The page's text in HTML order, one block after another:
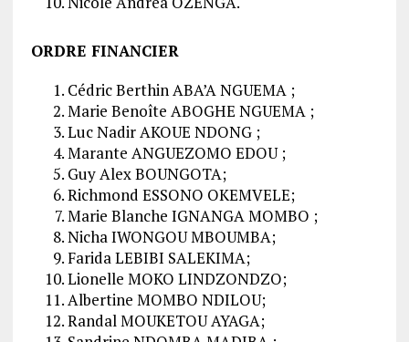
ORDRE FINANCIER
Cédric Berthin ABA’A NGUEMA ;
Marie Benoîte ABOGHE NGUEMA ;
Luc Nadir AKOUE NDONG ;
Marante ANGUEZOMO EDOU ;
Guy Alex BOUNGOTA;
Richmond ESSONO OKEMVELE;
Marie Blanche IGNANGA MOMBO ;
Nicha IWONGOU MBOUMBA;
Farida LEBIBI SALEKIMA;
Lionelle MOKO LINDZONDZO;
Albertine MOMBO NDILOU;
Randal MOUKETOU AYAGA;